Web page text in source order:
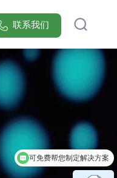
联系我们
可免费帮您制定解决方案